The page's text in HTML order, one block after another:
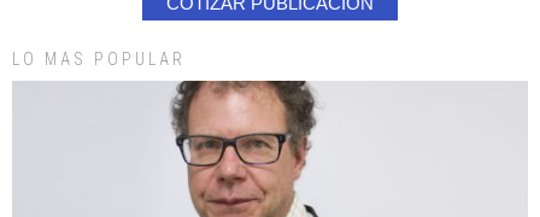
LO MAS POPULAR